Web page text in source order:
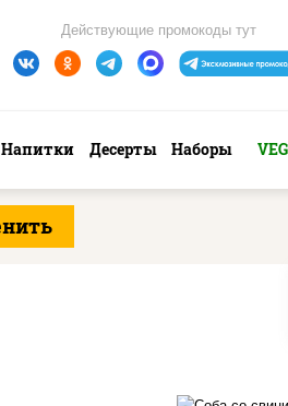
Действующие промокоды тут
Напитки Десерты Наборы VEG